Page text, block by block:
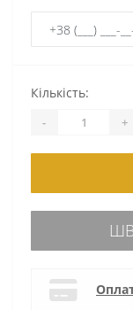
Кількість:
- +